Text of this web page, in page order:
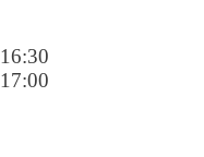
16:30
17:00